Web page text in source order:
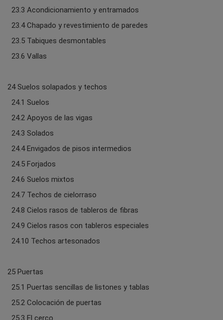
23.3 Acondicionamiento y entramados
23.4 Chapado y revestimiento de paredes
23.5 Tabiques desmontables
23.6 Vallas
24 Suelos solapados y techos
24.1 Suelos
24.2 Apoyos de las vigas
24.3 Solados
24.4 Envigados de pisos intermedios
24.5 Forjados
24.6 Suelos mixtos
24.7 Techos de cielorraso
24.8 Cielos rasos de tableros de fibras
24.9 Cielos rasos con tableros especiales
24.10 Techos artesonados
25 Puertas
25.1 Puertas sencillas de listones y tablas
25.2 Colocación de puertas
25.3 El cerco